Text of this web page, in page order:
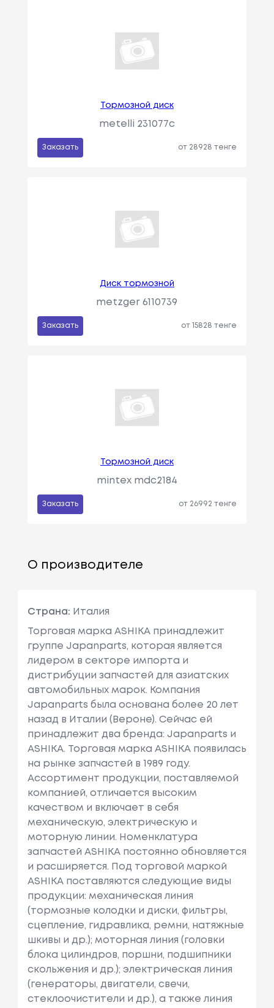
Тормозной диск
metelli 231077c
Заказать от 28928 тенге
Диск тормозной
metzger 6110739
Заказать от 15828 тенге
Тормозной диск
mintex mdc2184
Заказать от 26992 тенге
О производителе
Страна: Италия
Торговая марка ASHIKA принадлежит
группе Japanparts, которая является
лидером в секторе импорта и
дистрибуции запчастей для азиатских
автомобильных марок. Компания
Japanparts была основана более 20 лет
назад в Италии (Вероне). Сейчас ей
принадлежит два бренда: Japanparts и
ASHIKA. Торговая марка ASHIKA появилась
на рынке запчастей в 1989 году.
Ассортимент продукции, поставляемой
компанией, отличается высоким
качеством и включает в себя
механическую, электрическую и
моторную линии. Номенклатура
запчастей ASHIKA постоянно обновляется
и расширяется. Под торговой маркой
ASHIKA поставляются следующие виды
продукции: механическая линия
(тормозные колодки и диски, фильтры,
сцепление, гидравлика, ремни, натяжные
шкивы и др.); моторная линия (головки
блока цилиндров, поршни, подшипники
скольжения и др.); электрическая линия
(генераторы, двигатели, свечи,
стеклоочистители и др.), а также линия